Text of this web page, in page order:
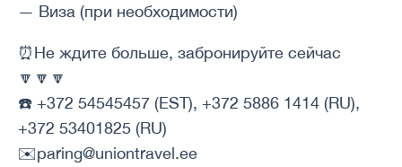
— Виза (при необходимости)
⏰Не ждите больше, забронируйте сейчас
🔽🔽🔽
☎️ +372 54545457 (EST), +372 5886 1414 (RU),
+372 53401825 (RU)
✉️paring@uniontravel.ee